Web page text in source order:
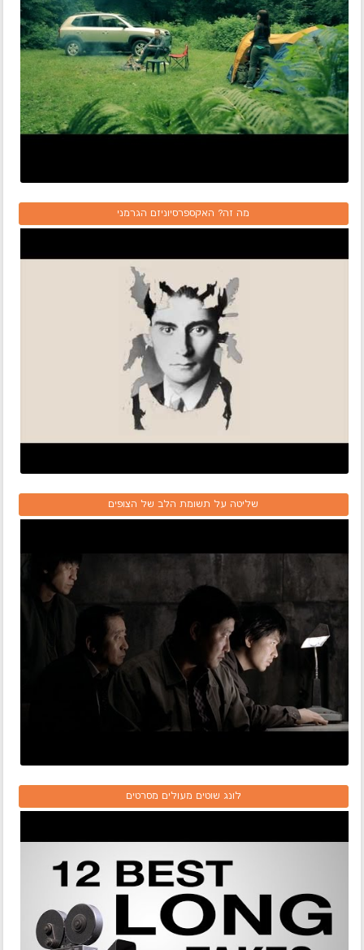
מה זה? האקספרסיוניזם הגרמני
שליטה על תשומת הלב של הצופים
לונג שוטים מעולים מסרטים